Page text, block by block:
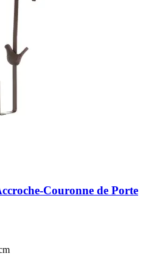
​Couronne de Porte